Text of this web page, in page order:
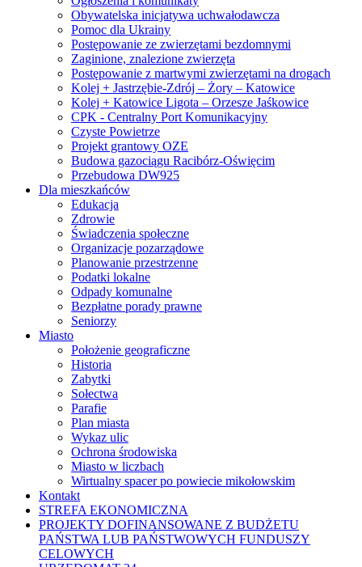
Obywatelska inicjatywa uchwałodawcza
Pomoc dla Ukrainy
Postępowanie ze zwierzętami bezdomnymi
Zaginione, znalezione zwierzęta
Postępowanie z martwymi zwierzętami na drogach
Kolej + Jastrzębie-Zdrój – Żory – Katowice
Kolej + Katowice Ligota – Orzesze Jaśkowice
CPK - Centralny Port Komunikacyjny
Czyste Powietrze
Projekt grantowy OZE
Budowa gazociągu Racibórz-Oświęcim
Przebudowa DW925
Dla mieszkańców
Edukacja
Zdrowie
Świadczenia społeczne
Organizacje pozarządowe
Planowanie przestrzenne
Podatki lokalne
Odpady komunalne
Bezpłatne porady prawne
Seniorzy
Miasto
Położenie geograficzne
Historia
Zabytki
Sołectwa
Parafie
Plan miasta
Wykaz ulic
Ochrona środowiska
Miasto w liczbach
Wirtualny spacer po powiecie mikołowskim
Kontakt
STREFA EKONOMICZNA
PROJEKTY DOFINANSOWANE Z BUDŻETU
PAŃSTWA LUB PAŃSTWOWYCH FUNDUSZY
CELOWYCH